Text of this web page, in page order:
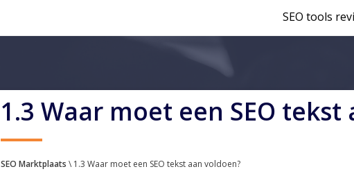
SEO tools
1.3 Waar moet een SEO
SEO Marktplaats \ 1.3 Waar moet een SEO tekst aan voldoen?